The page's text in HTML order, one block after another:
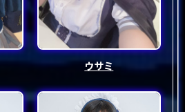
ウサミ